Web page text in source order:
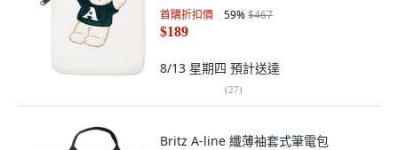
首購折扣價 59%$467
$189
8/13 星期四 預計送達
(27)
Britz A-line 纖薄袖套式筆電包